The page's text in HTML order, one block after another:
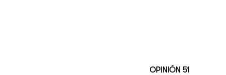
OPINIÓN 51